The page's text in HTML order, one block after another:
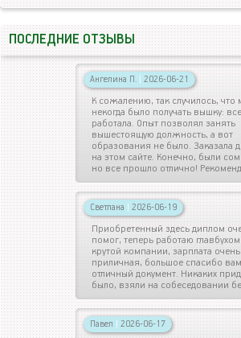
ПОСЛЕДНИЕ ОТЗЫВЫ
Ангелина П. | 2026-06-21
К сожалению, так случилось, что
некогда было получать вышку:
работала. Опыт позволял занять
вышестоящую должность, а вот
образования не было. Заказала
на этом сайте. Конечно, были
но все прошло отлично!
Светлана | 2026-06-19
Приобретенный здесь диплом
помог, теперь работаю
крутой компании, зарплата очень
приличная, большое спасибо
отличный документ. Никаких
было, взяли на собеседовании
Павел | 2026-06-17